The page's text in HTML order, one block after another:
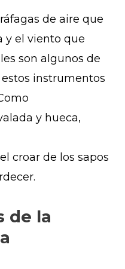
de aire que
y el viento que
son algunos de
instrumentos
y hueca,
croar de los sapos
de la